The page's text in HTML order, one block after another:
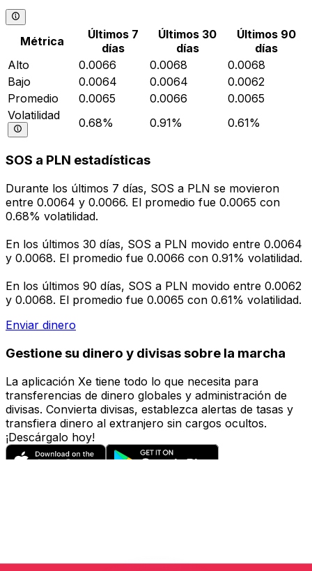
Métrica
Últimos 7
días
Últimos 30
días
Últimos 90
días
Alto
0.0066 0.0068
0.0068
Bajo
0.0064 0.0064
0.0062
Promedio
0.0065 0.0066
0.0065
Volatilidad
0.68% 0.91% 0.61%
SOS a PLN estadísticas
Durante los últimos 7 días, SOS a PLN se movieron
entre 0.0064 y 0.0066. El promedio fue 0.0065 con
0.68% volatilidad.
En los últimos 30 días, SOS a PLN movido entre 0.0064
y 0.0068. El promedio fue 0.0066 con 0.91% volatilidad.
En los últimos 90 días, SOS a PLN movido entre 0.0062
y 0.0068. El promedio fue 0.0065 con 0.61% volatilidad.
Enviar dinero
Gestione su dinero y divisas sobre la marcha
La aplicación Xe tiene todo lo que necesita para
transferencias de dinero globales y administración de
divisas. Convierta divisas, establezca alertas de tasas y
transfiera dinero al extranjero sin cargos ocultos.
¡Descárgalo hoy!